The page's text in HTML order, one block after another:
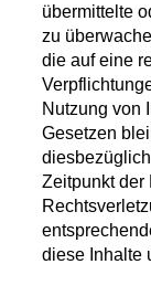
übermittelte
zu
die auf eine
Nutzung von
Gesetzen
Zeitpunkt der
diese Inhalte